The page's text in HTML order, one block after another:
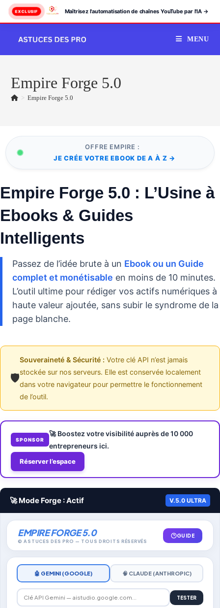
EXCLUSIF Maîtrisez l'automatisation de chaînes YouTube par l'IA →
content
MENU
Empire Forge 5.0
> Empire Forge 5.0
OFFRE EMPIRE :
JE CRÉE VOTRE EBOOK DE A À Z →
Empire Forge 5.0 : L’Usine à
Ebooks & Guides
Intelligents
Passez de l’idée brute à un Ebook ou un Guide
complet et monétisable en moins de 10 minutes.
L’outil ultime pour rédiger vos actifs numériques à
haute valeur ajoutée, sans subir le syndrome de la
page blanche.
🛡️
Souveraineté & Sécurité : Votre clé API n’est jamais
stockée sur nos serveurs. Elle est conservée localement
dans votre navigateur pour permettre le fonctionnement
de l’outil.
SPONSOR
🚀 Boostez votre visibilité auprès de 10 000
entrepreneurs ici.
Réserver l’espace
🚀 Mode Forge : Actif V.5.0 ULTRA